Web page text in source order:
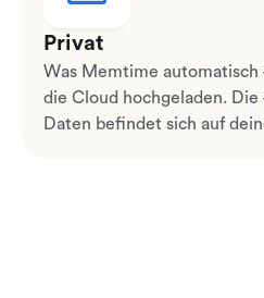
Privat
Was Memtime automatisch
die Cloud hochgeladen.
Daten befindet sich auf